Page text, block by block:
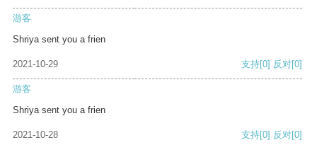
游客
Shriya sent you a frien
2021-10-29 支持[0] 反对[0]
游客
Shriya sent you a frien
2021-10-28 支持[0] 反对[0]